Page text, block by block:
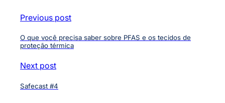
Previous post
O que você precisa saber sobre PFAS e os tecidos de
proteção térmica
Next post
Safecast #4